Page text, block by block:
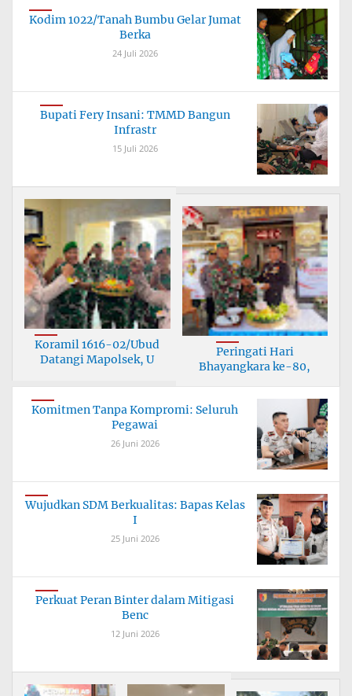
Kodim 1022/Tanah Bumbu Gelar Jumat
Berka
24 Juli 2026
Bupati Fery Insani: TMMD Bangun
Infrastr
15 Juli 2026
Koramil 1616-02/Ubud
Datangi Mapolsek, U
Peringati Hari
Bhayangkara ke-80,
Komitmen Tanpa Kompromi: Seluruh
Pegawai
26 Juni 2026
Wujudkan SDM Berkualitas: Bapas Kelas
I
25 Juni 2026
Perkuat Peran Binter dalam Mitigasi
Benc
12 Juni 2026